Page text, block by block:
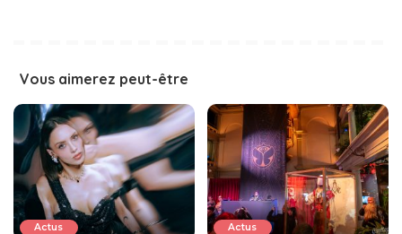
Vous aimerez peut-être
Actus Actus